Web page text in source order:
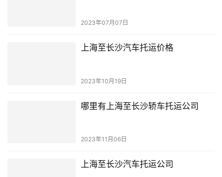
2023年07月07日
上海至长沙汽车托运价格
2023年10月19日
哪里有上海至长沙轿车托运公司
2023年11月06日
上海至长沙汽车托运公司